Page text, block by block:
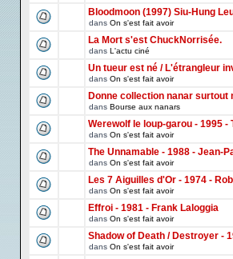
Bloodmoon (1997) Siu-Hung
dans On s'est fait avoir
La Mort s'est ChuckNorrisée.
dans L'actu ciné
Un tueur est né / L'étrangleur
dans On s'est fait avoir
Donne collection nanar surtout
dans Bourse aux nanars
Werewolf le loup-garou - 1995 -
dans On s'est fait avoir
The Unnamable - 1988 - Jean-
dans On s'est fait avoir
Les 7 Aiguilles d'Or - 1974 -
dans On s'est fait avoir
Effroi - 1981 - Frank Laloggia
dans On s'est fait avoir
Shadow of Death / Destroyer -
dans On s'est fait avoir